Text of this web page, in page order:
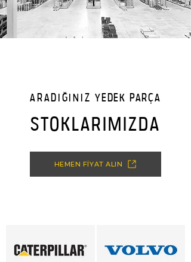
ARADIĞINIZ YEDEK PARÇA
STOKLARIMIZDA
HEMEN FİYAT ALIN